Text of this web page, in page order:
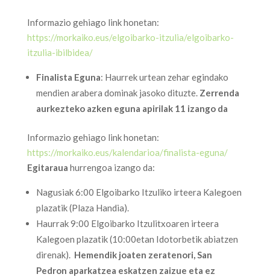
Informazio gehiago link honetan:
https://morkaiko.eus/elgoibarko-itzulia/elgoibarko-
itzulia-ibilbidea/
Finalista Eguna: Haurrek urtean zehar egindako
mendien arabera dominak jasoko dituzte. Zerrenda
aurkezteko azken eguna apirilak 11 izango da
Informazio gehiago link honetan:
https://morkaiko.eus/kalendarioa/finalista-eguna/
Egitaraua hurrengoa izango da:
Nagusiak 6:00 Elgoibarko Itzuliko irteera Kalegoen
plazatik (Plaza Handia).
Haurrak 9:00 Elgoibarko Itzulitxoaren irteera
Kalegoen plazatik (10:00etan Idotorbetik abiatzen
direnak). Hemendik joaten zeratenori, San
Pedron aparkatzea eskatzen zaizue eta ez